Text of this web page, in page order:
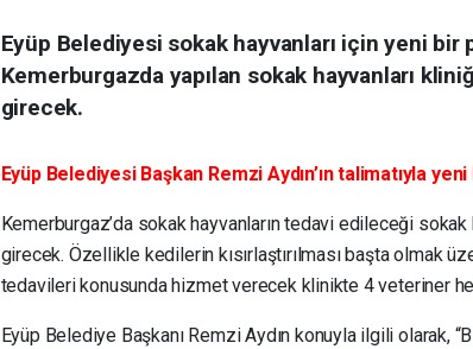
Eyüp Belediyesi sokak hayvanları için yeni bir
Kemerburgazda yapılan sokak hayvanları
girecek.
Eyüp Belediyesi Başkan Remzi Aydın’ın talimatıyla
Kemerburgaz’da sokak hayvanların tedavi edileceği
girecek. Özellikle kedilerin kısırlaştırılması başta olmak
tedavileri konusunda hizmet verecek klinikte 4 veteriner
Eyüp Belediye Başkanı Remzi Aydın konuyla ilgili olarak,